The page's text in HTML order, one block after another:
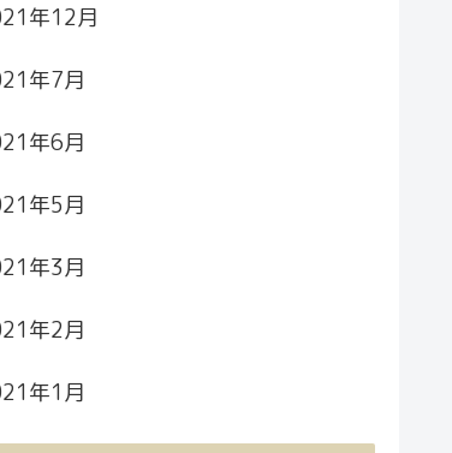
年12月
年7月
年6月
年5月
年3月
年2月
年1月